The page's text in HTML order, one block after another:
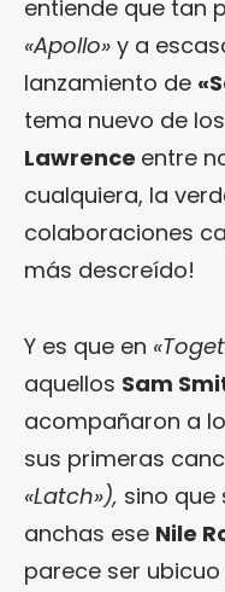
entiende que tan
«Apollo» y a
lanzamiento de
tema nuevo de
Lawrence entre
cualquiera, la
colaboraciones
más descreído!
Y es que en
aquellos Sam
acompañaron a
sus primeras
«Latch»), sino
anchas ese Nile
parece ser